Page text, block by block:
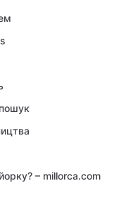
– millorca.com